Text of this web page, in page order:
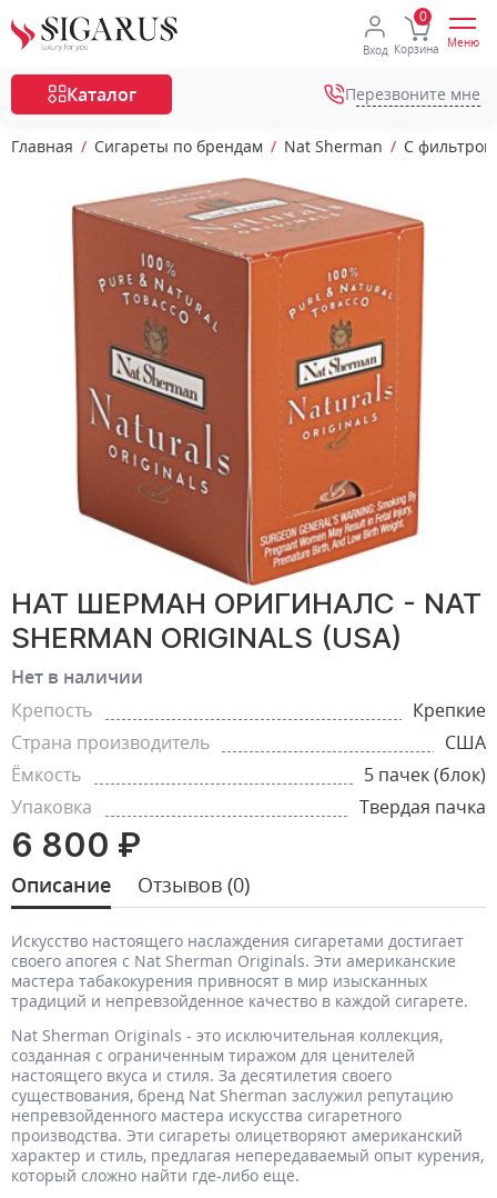
Вход Корзина Меню
Каталог Перезвоните мне
Главная Сигареты по брендам Nat Sherman С фильтром
НАТ ШЕРМАН ОРИГИНАЛC - NAT
SHERMAN ORIGINALS (USA)
Нет в наличии
Крепость
Крепкие
Страна производитель
США
Ёмкость
5 пачек (блок)
Упаковка
Твердая пачка
6 800 ₽
Описание Отзывов (0)
Искусство настоящего наслаждения сигаретами достигает
своего апогея с Nat Sherman Originals. Эти американские
мастера табакокурения привносят в мир изысканных
традиций и непревзойденное качество в каждой сигарете.
Nat Sherman Originals - это исключительная коллекция,
созданная с ограниченным тиражом для ценителей
настоящего вкуса и стиля. За десятилетия своего
существования, бренд Nat Sherman заслужил репутацию
непревзойденного мастера искусства сигаретного
производства. Эти сигареты олицетворяют американский
характер и стиль, предлагая непередаваемый опыт курения,
который сложно найти где-либо еще.